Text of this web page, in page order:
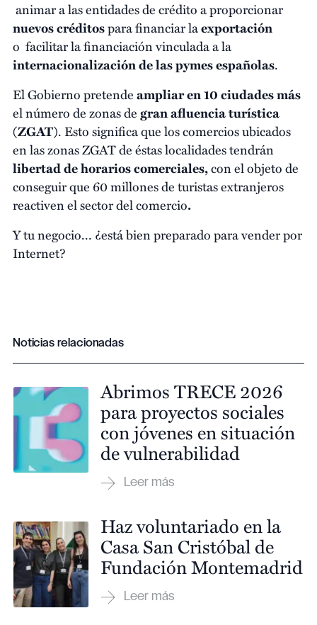
animar a las entidades de crédito aproporcionar
nuevos créditospara financiar laexportación
o facilitar la financiación vinculada a la
internacionalización de las pymes españolas.
El Gobierno pretendeampliar en 10 ciudades más
el número de zonas degran afluencia turística
(ZGAT). Esto significa que los comercios ubicados
en las zonas ZGAT de éstas localidades tendrán
libertad de horarios comerciales,con el objeto de
conseguir que 60 millones de turistas extranjeros
reactiven el sector del comercio.
Y tu negocio... ¿está bien preparado para vender por
Internet?
Noticias relacionadas
Abrimos TRECE 2026
para proyectos sociales
con jóvenes en situación
de vulnerabilidad
Haz voluntariado en la
Casa San Cristóbal de
Fundación Montemadrid